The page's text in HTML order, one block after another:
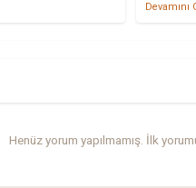
Devamını
Henüz yorum yapılmamış. İlk